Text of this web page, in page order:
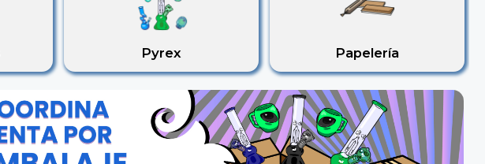
Pyrex Papelería